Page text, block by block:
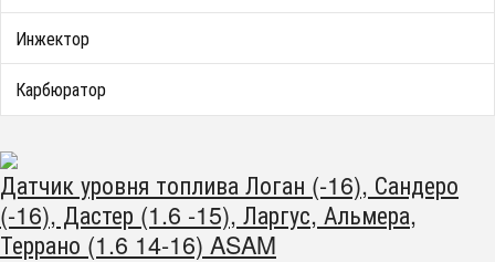
Инжектор
Карбюратор
Датчик уровня топлива Логан (-16), Сандеро
(-16), Дастер (1.6 -15), Ларгус, Альмера,
Террано (1.6 14-16) ASAM